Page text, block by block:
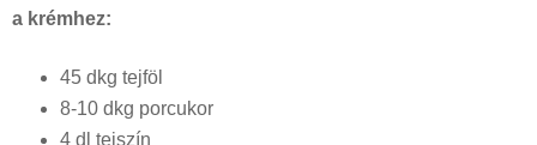
a krémhez:
45 dkg tejföl
8-10 dkg porcukor
4 dl tejszín